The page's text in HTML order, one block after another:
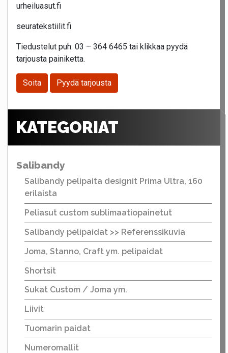
urheiluasut.fi
seuratekstiilit.fi
Tiedustelut puh. 03 – 364 6465 tai klikkaa pyydä
tarjousta painiketta.
Soita Pyydä tarjousta
KATEGORIAT
Salibandy
Salibandy pelipaita designit Prima Ultra, 160
erilaista
Peliasut custom sublimaatiopainetut
Salibandy pelipaidat >> Referenssikuvia
Joma, Stanno, Craft ym. pelipaidat
Shortsit
Sukat Custom / Joma ym.
Liivit
Tuomarin paidat
Numeromallit